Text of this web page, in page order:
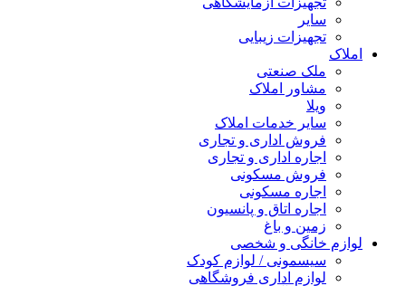
سایر
تجهیزات زیبایی
املاک
ملک صنعتی
مشاور املاک
ویلا
سایر خدمات املاک
فروش اداری و تجاری
اجاره اداری و تجاری
فروش مسکونی
اجاره مسکونی
اجاره اتاق و پانسیون
زمین و باغ
لوازم خانگی و شخصی
سیسمونی / لوازم کودک
لوازم اداری فروشگاهی